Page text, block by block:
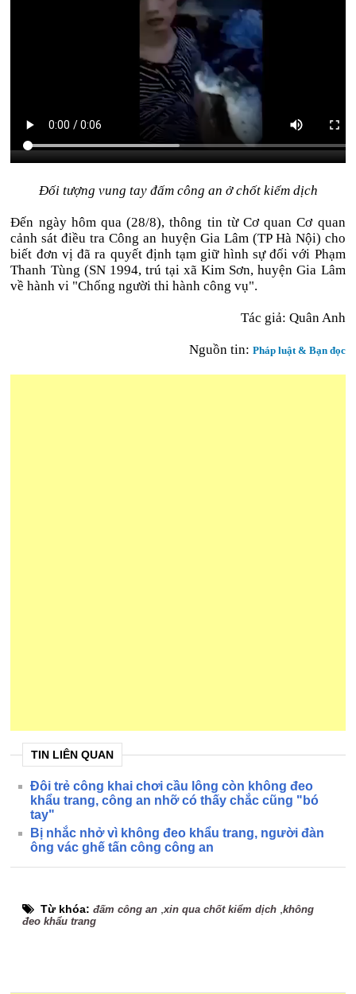
Đối tượng vung tay đấm công an ở chốt kiểm dịch
Đến ngày hôm qua (28/8), thông tin từ Cơ quan Cơ quan
cảnh sát điều tra Công an huyện Gia Lâm (TP Hà Nội) cho
biết đơn vị đã ra quyết định tạm giữ hình sự đối với Phạm
Thanh Tùng (SN 1994, trú tại xã Kim Sơn, huyện Gia Lâm
về hành vi "Chống người thi hành công vụ".
Tác giả: Quân Anh
Nguồn tin: Pháp luật & Bạn đọc
TIN LIÊN QUAN
Đôi trẻ công khai chơi cầu lông còn không đeo
khẩu trang, công an nhỡ có thấy chắc cũng "bó
tay"
Bị nhắc nhở vì không đeo khẩu trang, người đàn
ông vác ghế tấn công công an
Từ khóa:đấm công an ,xin qua chốt kiểm dịch ,không
đeo khẩu trang